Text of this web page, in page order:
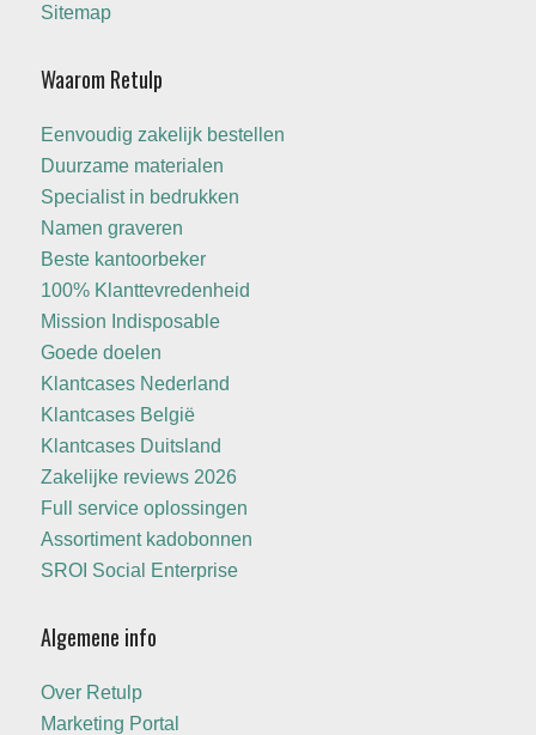
Sitemap
Waarom Retulp
Eenvoudig zakelijk bestellen
Duurzame materialen
Specialist in bedrukken
Namen graveren
Beste kantoorbeker
100% Klanttevredenheid
Mission Indisposable
Goede doelen
Klantcases Nederland
Klantcases België
Klantcases Duitsland
Zakelijke reviews 2026
Full service oplossingen
Assortiment kadobonnen
SROI Social Enterprise
Algemene info
Over Retulp
Marketing Portal